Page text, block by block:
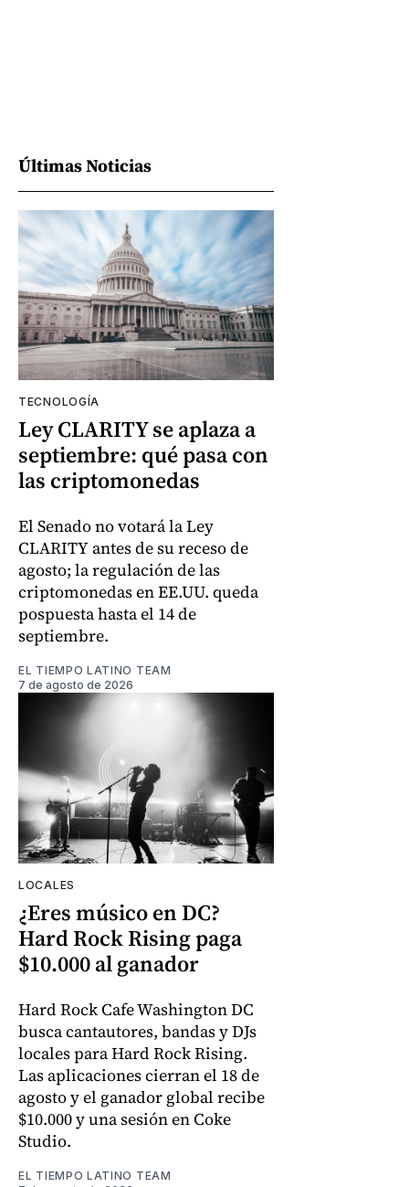
Últimas Noticias
TECNOLOGÍA
Ley CLARITY se aplaza a
septiembre: qué pasa con
las criptomonedas
El Senado no votará la Ley
CLARITY antes de su receso de
agosto; la regulación de las
criptomonedas en EE.UU. queda
pospuesta hasta el 14 de
septiembre.
EL TIEMPO LATINO TEAM
7 de agosto de 2026
LOCALES
¿Eres músico en DC?
Hard Rock Rising paga
$10.000 al ganador
Hard Rock Cafe Washington DC
busca cantautores, bandas y DJs
locales para Hard Rock Rising.
Las aplicaciones cierran el 18 de
agosto y el ganador global recibe
$10.000 y una sesión en Coke
Studio.
EL TIEMPO LATINO TEAM